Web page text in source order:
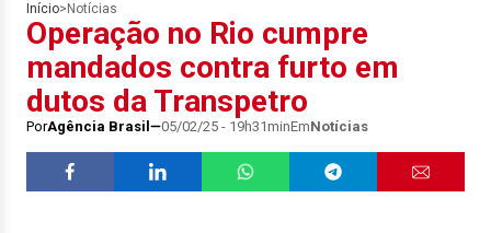
Início> Notícias
Operação no Rio cumpre
mandados contra furto em
dutos da Transpetro
PorAgência Brasil 05/02/25 - 19h31minEmNotícias